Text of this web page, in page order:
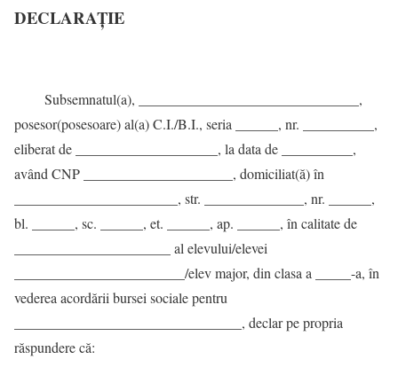
DECLARAŢIE
Subsemnatul(a), _______________________________,
posesor(posesoare) al(a) C.I./B.I., seria ______, nr. __________,
eliberat de ____________________, la data de __________,
având CNP _____________________, domiciliat(ă) în
_______________________, str. ______________, nr. ______,
bl. ______, sc. ______, et. ______, ap. ______, în calitate de
______________________ al elevului/elevei
________________________/elev major, din clasa a _____-a, în
vederea acordării bursei sociale pentru
________________________________, declar pe propria
răspundere că: